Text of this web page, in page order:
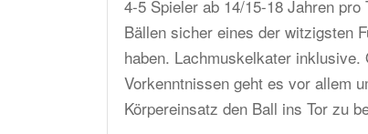
4-5 Spieler ab 14/15-18 Jahren
Bällen sicher eines der witzigsten
haben. Lachmuskelkater
Vorkenntnissen geht es vor allem
Körpereinsatz den Ball ins Tor zu